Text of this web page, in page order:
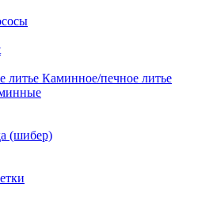
Каминное/печное литье
(шибер)